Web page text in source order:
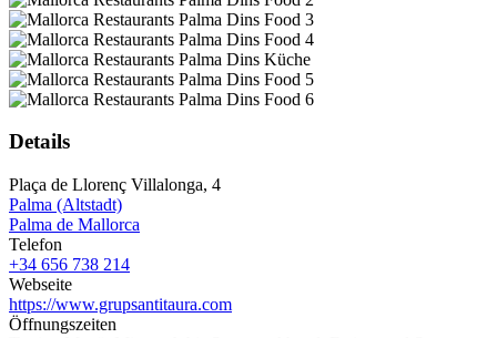
Details
Plaça de Llorenç Villalonga, 4
Palma (Altstadt)
Palma de Mallorca
Telefon
+34 656 738 214
Webseite
https://www.grupsantitaura.com
Öffnungszeiten